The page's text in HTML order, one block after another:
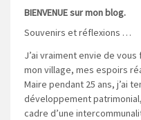
BIENVENUE sur mon blog.
Souvenirs et réflexions …
J’ai vraiment envie de
mon village, mes espoirs
Maire pendant 25 ans, j’ai
développement
cadre d’une